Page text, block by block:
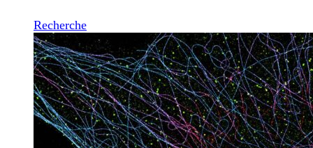
Recherche